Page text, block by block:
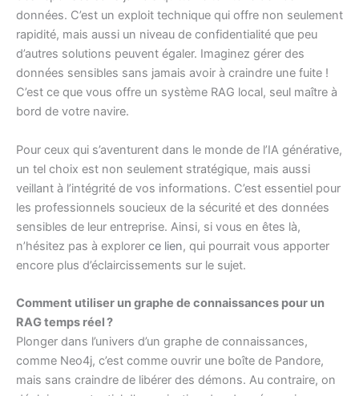
données. C’est un exploit technique qui offre non seulement
rapidité, mais aussi un niveau de confidentialité que peu
d’autres solutions peuvent égaler. Imaginez gérer des
données sensibles sans jamais avoir à craindre une fuite !
C’est ce que vous offre un système RAG local, seul maître à
bord de votre navire.
Pour ceux qui s’aventurent dans le monde de l’IA générative,
un tel choix est non seulement stratégique, mais aussi
veillant à l’intégrité de vos informations. C’est essentiel pour
les professionnels soucieux de la sécurité et des données
sensibles de leur entreprise. Ainsi, si vous en êtes là,
n’hésitez pas à explorer ce lien, qui pourrait vous apporter
encore plus d’éclaircissements sur le sujet.
Comment utiliser un graphe de connaissances pour un
RAG temps réel ?
Plonger dans l’univers d’un graphe de connaissances,
comme Neo4j, c’est comme ouvrir une boîte de Pandore,
mais sans craindre de libérer des démons. Au contraire, on